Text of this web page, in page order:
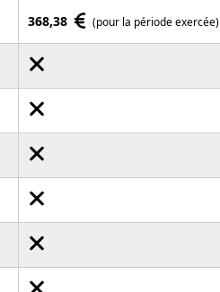
368,38 (pour la période exercée)